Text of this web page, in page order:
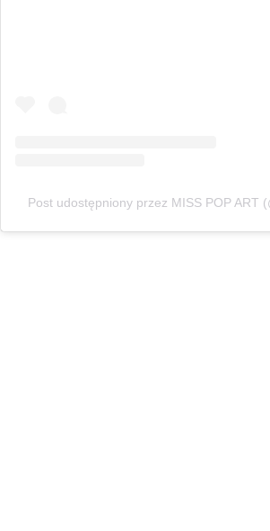
Post udostępniony przez MISS POP ART